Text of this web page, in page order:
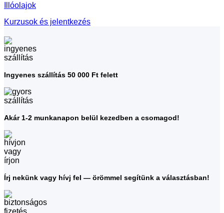
Illóolajok
Kurzusok és jelentkezés
Ingyenes szállítás 50 000 Ft felett
Akár 1-2 munkanapon belül kezedben a csomagod!
Írj nekünk vagy hívj fel — örömmel segítünk a választásban!